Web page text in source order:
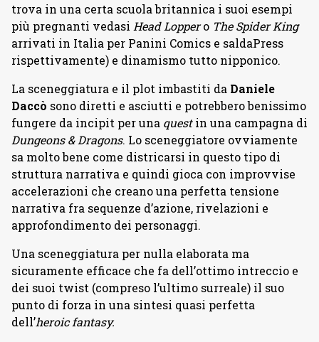
trova in una certa scuola britannica i suoi esempi
più pregnanti vedasi Head Loppero The Spider King
arrivati in Italia per Panini Comics e saldaPress
rispettivamente) e dinamismo tutto nipponico.
La sceneggiatura e il plot imbastiti da Daniele
Daccò sono diretti e asciutti e potrebbero benissimo
fungere da incipit per una questin una campagna di
Dungeons & Dragons. Lo sceneggiatore ovviamente
sa molto bene come districarsi in questo tipo di
struttura narrativa e quindi gioca con improvvise
accelerazioni che creano una perfetta tensione
narrativa fra sequenze d’azione, rivelazioni e
approfondimento dei personaggi.
Una sceneggiatura per nulla elaborata ma
sicuramente efficace che fa dell’ottimo intreccio e
dei suoi twist (compreso l’ultimo surreale) il suo
punto di forza in una sintesi quasi perfetta
dell’heroic fantasy.